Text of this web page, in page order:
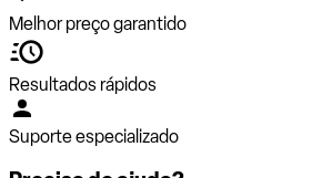
Melhor preço garantido
Resultados rápidos
Suporte especializado